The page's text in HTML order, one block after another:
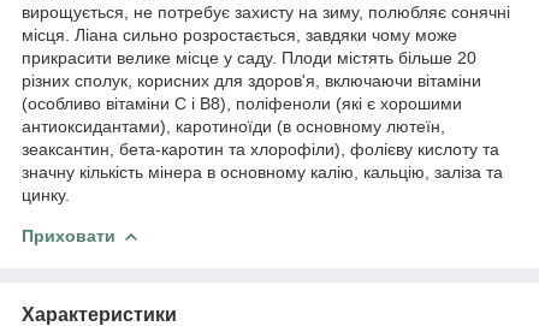
вирощується, не потребує захисту на зиму, полюбляє сонячні
місця. Ліана сильно розростається, завдяки чому може
прикрасити велике місце у саду. Плоди містять більше 20
різних сполук, корисних для здоров'я, включаючи вітаміни
(особливо вітаміни C і B8), поліфеноли (які є хорошими
антиоксидантами), каротиноїди (в основному лютеїн,
зеаксантин, бета-каротин та хлорофіли), фолієву кислоту та
значну кількість мінера в основному калію, кальцію, заліза та
цинку.
Приховати
Характеристики